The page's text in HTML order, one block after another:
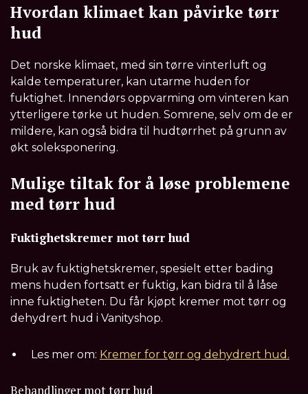
Hvordan klimaet kan påvirke tørr
hud
Det norske klimaet, med sin tørre vinterluft og
kalde temperaturer, kan utarme huden for
fuktighet. Innendørs oppvarming om vinteren kan
ytterligere tørke ut huden. Somrene, selv om de er
mildere, kan også bidra til hudtørrhet på grunn av
økt soleksponering.
Mulige tiltak for å løse problemene
med tørr hud
Fuktighetskremer mot tørr hud
Bruk av fuktighetskremer, spesielt etter bading
mens huden fortsatt er fuktig, kan bidra til å låse
inne fuktigheten. Du får kjøpt kremer mot tørr og
dehydrert hud i Vanityshop.
Les mer om: Kremer for tørr og dehydrert hud.
Behandlinger mot tørr hud